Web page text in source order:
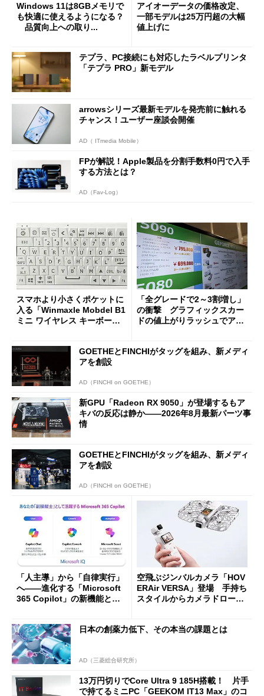
Windows 11は8GBメモリで
も快適に使えるようになる？
品質向上への取り...
アイオーデータの価格改定、
一部モデルは25万円超の大幅
値上げに
テプラ、PC接続にも対応したラベルプリンタ
「テプラ PRO」新モデル
arrowsシリーズ最新モデルを発売前に触れる
チャンス！ユーザー座談会開催
AD（ ITmedia Mobile）
FPが解説！Apple製品を分割手数料0円で入手
する方法とは？
AD（Fav-Log）
スマホより小さくポケットに
入る「Winmaxle Mobdel B1
ミニ ワイヤレス キーボー
「全グレードで2～3割増し」
の衝撃 グラフィックスカー
ドの値上がりラッシュでアキ
GOETHEとFINCHIがタッグを組み、新メディ
アを創設
AD（FINCHI on GOETHE）
新GPU「Radeon RX 9050」が登場するもア
キバの反応は静か――2026年8月最新パーツ事
情
GOETHEとFINCHIがタッグを組み、新メディ
アを創設
AD（FINCHI on GOETHE）
「人主導」から「自律実行」
へ――進化する「Microsoft
365 Copilot」の新機能とエ
空飛ぶジンバルカメラ「HOV
ERAir VERSA」登場 手持ち
スタイルからカメラドローン
日本の創薬力低下、その本当の課題とは
AD（三菱総合研究所）
13万円切りでCore Ultra 9 185H搭載！ 片手
で持てるミニPC「GEEKOM IT13 Max」のコ